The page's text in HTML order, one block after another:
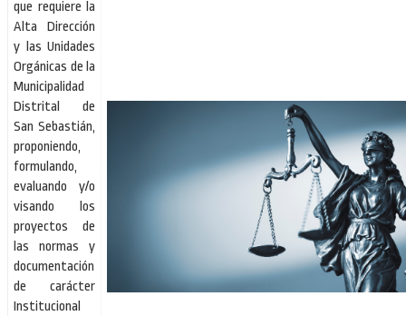
que requiere la
Alta Dirección
y las Unidades
Orgánicas de la
Municipalidad
Distrital de
San Sebastián,
proponiendo,
formulando,
evaluando y/o
visando los
proyectos de
las normas y
documentación
de carácter
Institucional